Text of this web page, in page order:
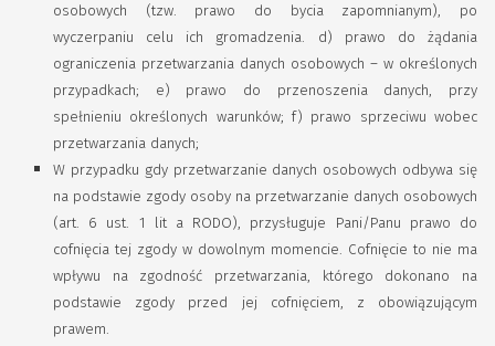
osobowych (tzw. prawo do bycia zapomnianym), po
wyczerpaniu celu ich gromadzenia. d) prawo do żądania
ograniczenia przetwarzania danych osobowych – w określonych
przypadkach; e) prawo do przenoszenia danych, przy
spełnieniu określonych warunków; f) prawo sprzeciwu wobec
przetwarzania danych;
W przypadku gdy przetwarzanie danych osobowych odbywa się
na podstawie zgody osoby na przetwarzanie danych osobowych
(art. 6 ust. 1 lit a RODO), przysługuje Pani/Panu prawo do
cofnięcia tej zgody w dowolnym momencie. Cofnięcie to nie ma
wpływu na zgodność przetwarzania, którego dokonano na
podstawie zgody przed jej cofnięciem, z obowiązującym
prawem.